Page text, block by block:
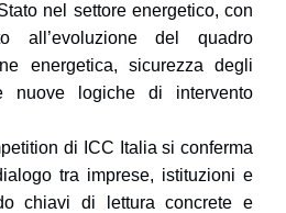
nel settore energetico, con
all’evoluzione del quadro
energetica, sicurezza degli
nuove logiche di intervento
di ICC Italia si conferma
tra imprese, istituzioni e
chiavi di lettura concrete e